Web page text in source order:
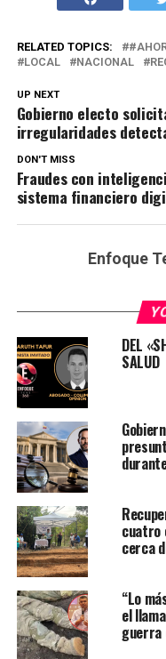
RELATED TOPICS:
LOCAL
NACIONAL
UP NEXT
Gobierno electo
irregularidades
DON'T MISS
Fraudes con
sistema financiero
Enfoque
DEL
SALUD
cuatro
cerca
“Lo
el
guerra